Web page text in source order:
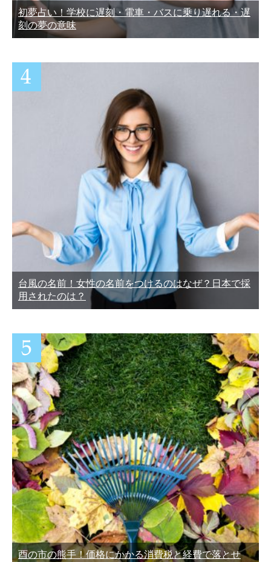
初夢占い！学校に遅刻・電車・バスに乗り遅れる・遅
刻の夢の意味
台風の名前！女性の名前をつけるのはなぜ？日本で採
用されたのは？
酉の市の熊手！価格にかかる消費税と経費で落とせ